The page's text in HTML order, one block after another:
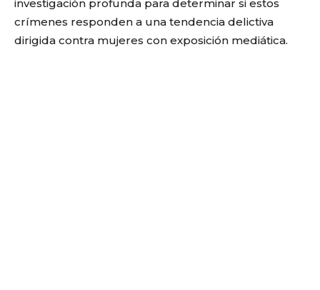
investigación profunda para determinar si estos
crímenes responden a una tendencia delictiva
dirigida contra mujeres con exposición mediática.